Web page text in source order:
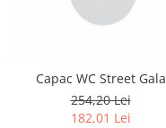
Capac WC Street Gala
254,20 Lei
182,01 Lei